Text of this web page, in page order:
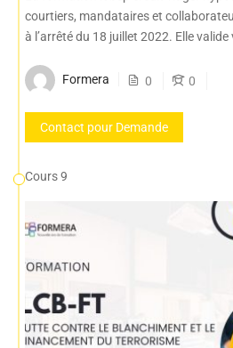
courtiers, mandataires et
à l’arrêté du 18 juillet 2022. Elle valide
Formera 0 0
Contact pour Demande
Cours 9